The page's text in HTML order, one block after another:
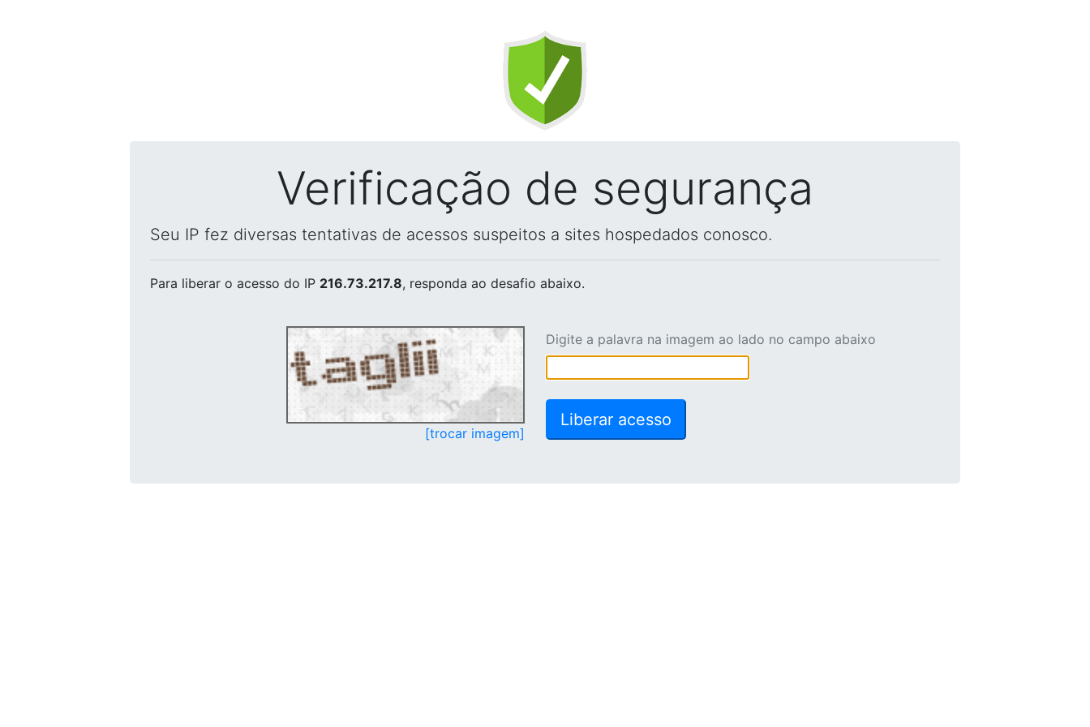
Verificação de segurança
Seu IP fez diversas tentativas de acessos suspeitos a sites hospedados conosco.
Para liberar o acesso do IP 216.73.217.8, responda ao desafio abaixo.
[trocar imagem]
Digite a palavra na imagem ao lado no campo abaixo